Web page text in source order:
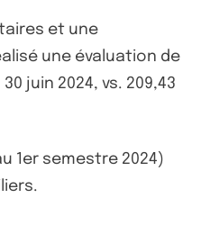
et une
une évaluation de
juin 2024, vs. 209,43
1er semestre 2024)